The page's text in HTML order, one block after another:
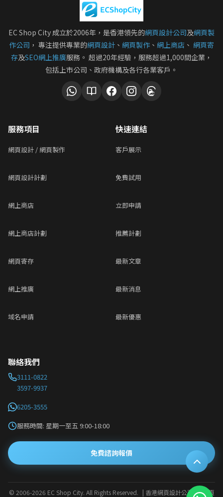
EC Shop City 成立於2006年，是香港領先的網頁設計公司及網頁製
作公司 ， 專注提供專業的網頁設計 、 網頁製作 、 網上商店 、 網頁寄
存及SEO網上推廣服務。 超過20年經驗，服務超過1,000間企業，
包括上市公司、政府機構及各行各業客戶。
服務項目
網頁設計 / 網頁製作
網頁設計計劃
網上商店
網上商店計劃
網頁寄存
網上推廣
域名申請
快速連結
客戶展示
免費試用
立即申請
推薦計劃
最新文章
最新消息
最新優惠
聯絡我們
3111-0822
3597-9937
6205-3555
服務時間: 星期一至五 9:00-18:00
免費諮詢報價
© 2006-2026 EC Shop City. All Rights Reserved. | 香港網頁設計公司 · 網頁